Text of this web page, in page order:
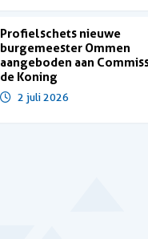
Profielschets nieuwe
burgemeester Ommen
aangeboden aan
de Koning
2 juli 2026